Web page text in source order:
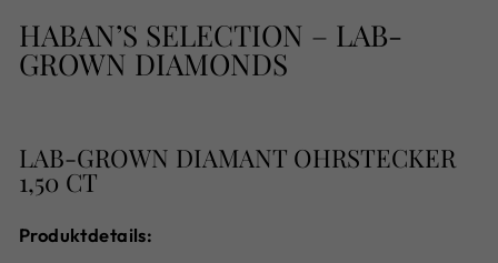
HABAN’S SELECTION – LAB-
GROWN DIAMONDS
LAB-GROWN DIAMANT OHRSTECKER
1,50 CT
Produktdetails: